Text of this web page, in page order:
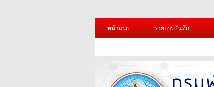
หน้าแรก
รายการบันทึก